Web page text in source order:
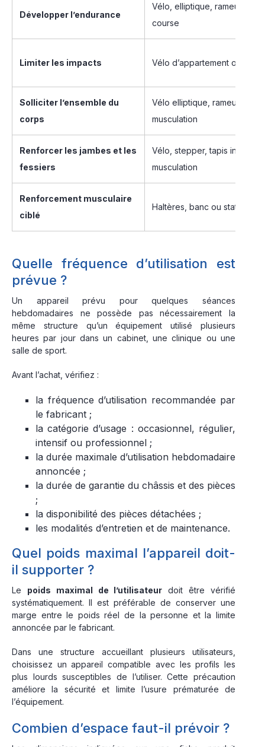
Développer l’endurance
Vélo, elliptique, rameur ou
course
Limiter les impacts Vélo d’appartement ou vélo
Solliciter l’ensemble du
corps
Vélo elliptique, rameur ou
musculation
Renforcer les jambes et les
fessiers
Vélo, stepper, tapis incliné
musculation
Renforcement musculaire
ciblé
Haltères, banc ou station de
Quelle fréquence d’utilisation est
prévue ?
Un appareil prévu pour quelques séances
hebdomadaires ne possède pas nécessairement la
même structure qu’un équipement utilisé plusieurs
heures par jour dans un cabinet, une clinique ou une
salle de sport.
Avant l’achat, vérifiez :
la fréquence d’utilisation recommandée par
le fabricant ;
la catégorie d’usage : occasionnel, régulier,
intensif ou professionnel ;
la durée maximale d’utilisation hebdomadaire
annoncée ;
la durée de garantie du châssis et des pièces
;
la disponibilité des pièces détachées ;
les modalités d’entretien et de maintenance.
Quel poids maximal l’appareil doit-
il supporter ?
Le poids maximal de l’utilisateur doit être vérifié
systématiquement. Il est préférable de conserver une
marge entre le poids réel de la personne et la limite
annoncée par le fabricant.
Dans une structure accueillant plusieurs utilisateurs,
choisissez un appareil compatible avec les profils les
plus lourds susceptibles de l’utiliser. Cette précaution
améliore la sécurité et limite l’usure prématurée de
l’équipement.
Combien d’espace faut-il prévoir ?